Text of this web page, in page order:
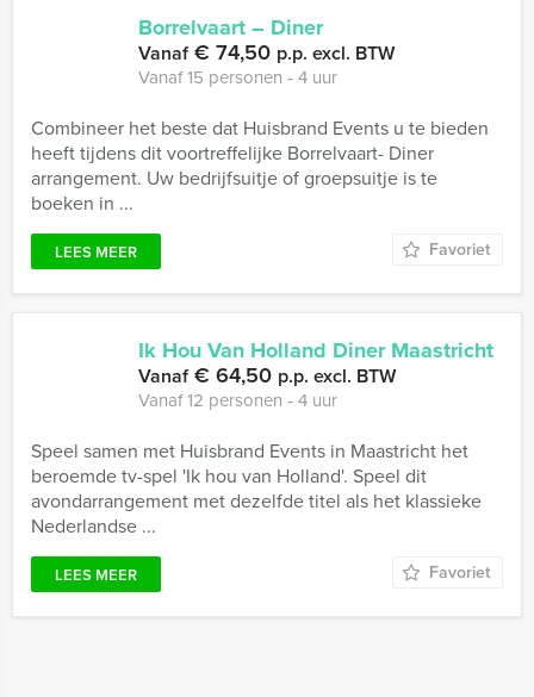
Borrelvaart – Diner
Vanaf€ 74,50 p.p. excl. BTW
Vanaf 15 personen ‐ 4 uur
Combineer het beste dat Huisbrand Events u te bieden
heeft tijdens dit voortreffelijke Borrelvaart- Diner
arrangement. Uw bedrijfsuitje of groepsuitje is te
boeken in ...
LEES MEER Favoriet
Ik Hou Van Holland Diner Maastricht
Vanaf€ 64,50 p.p. excl. BTW
Vanaf 12 personen ‐ 4 uur
Speel samen met Huisbrand Events in Maastricht het
beroemde tv-spel 'Ik hou van Holland'. Speel dit
avondarrangement met dezelfde titel als het klassieke
Nederlandse ...
LEES MEER Favoriet